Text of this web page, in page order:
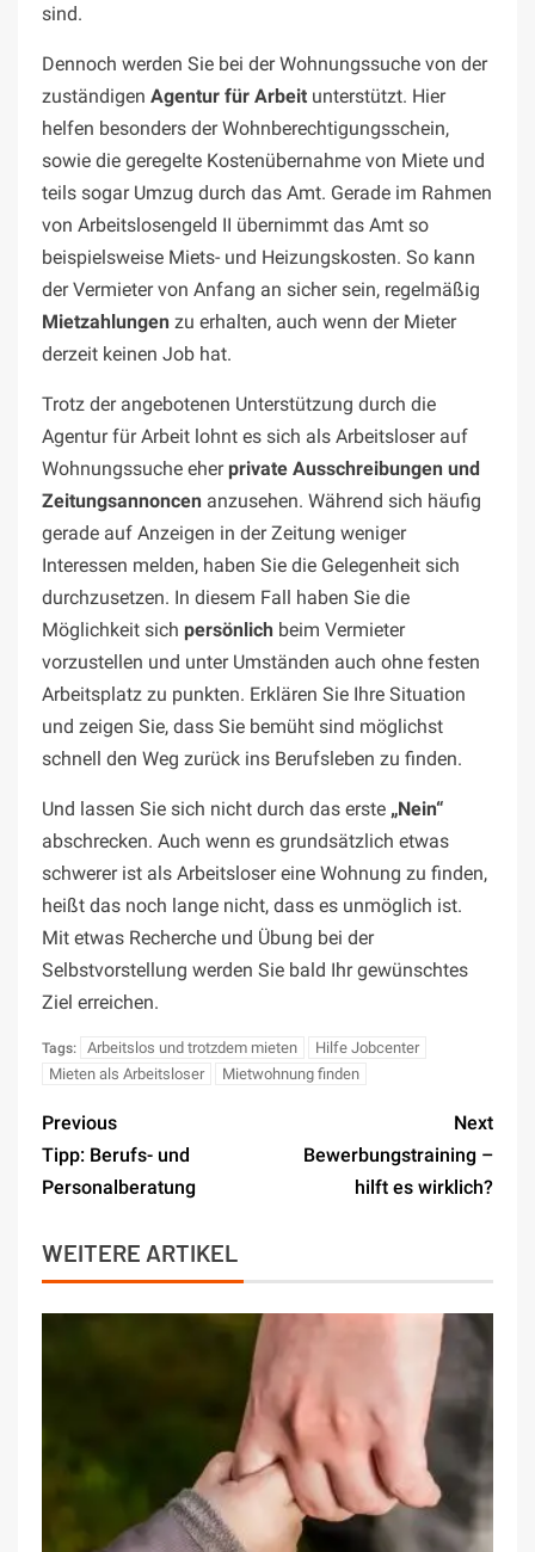
sind.
Dennoch werden Sie bei der Wohnungssuche von der
zuständigen Agentur für Arbeit unterstützt. Hier
helfen besonders der Wohnberechtigungsschein,
sowie die geregelte Kostenübernahme von Miete und
teils sogar Umzug durch das Amt. Gerade im Rahmen
von Arbeitslosengeld II übernimmt das Amt so
beispielsweise Miets- und Heizungskosten. So kann
der Vermieter von Anfang an sicher sein, regelmäßig
Mietzahlungen zu erhalten, auch wenn der Mieter
derzeit keinen Job hat.
Trotz der angebotenen Unterstützung durch die
Agentur für Arbeit lohnt es sich als Arbeitsloser auf
Wohnungssuche eherprivate Ausschreibungen und
Zeitungsannoncen anzusehen. Während sich häufig
gerade auf Anzeigen in der Zeitung weniger
Interessen melden, haben Sie die Gelegenheit sich
durchzusetzen. In diesem Fall haben Sie die
Möglichkeit sich persönlich beim Vermieter
vorzustellen und unter Umständen auch ohne festen
Arbeitsplatz zu punkten. Erklären Sie Ihre Situation
und zeigen Sie, dass Sie bemüht sind möglichst
schnell den Weg zurück ins Berufsleben zu finden.
Und lassen Sie sich nicht durch das erste „Nein“
abschrecken. Auch wenn es grundsätzlich etwas
schwerer ist als Arbeitsloser eine Wohnung zu finden,
heißt das noch lange nicht, dass es unmöglich ist.
Mit etwas Recherche und Übung bei der
Selbstvorstellung werden Sie bald Ihr gewünschtes
Ziel erreichen.
Tags: Arbeitslos und trotzdem mieten
Hilfe Jobcenter
Mieten als Arbeitsloser
Mietwohnung finden
Previous
Tipp: Berufs- und
Personalberatung
Next
Bewerbungstraining –
hilft es wirklich?
WEITERE ARTIKEL